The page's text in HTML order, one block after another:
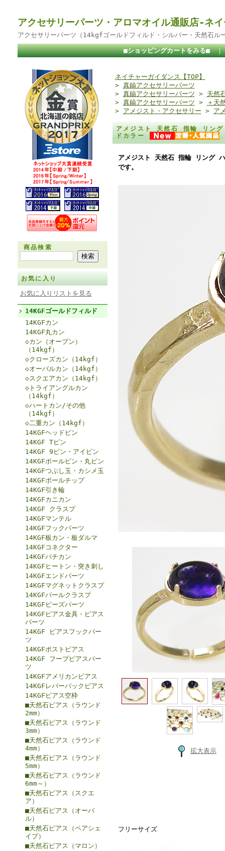
アクセサリーパーツ・アロマオイル通販店-ネ
アクセサリーパーツ（14kgfゴールドフィルド・シルバー・天然石ル
■ショッピングカートをみる■
商品検索
お気に入り
お気に入りリストを見る
14KGFゴールドフィルド
14KGFカン
14KGF丸カン
◇カン（オープン）
（14kgf）
◇クローズカン（14kgf）
◇オーバルカン（14kgf）
◇スクエアカン（14kgf）
◇トライアングルカン
（14kgf）
◇ハートカン/その他
（14kgf）
◇二重カン（14kgf）
14KGFヘッドピン
14KGF Tピン
14KGF 9ピン・アイピン
14KGFボールピン・丸ピン
14KGFつぶし玉・カシメ玉
14KGFボールチップ
14KGF引き輪
14KGFカニカン
14KGF クラスプ
14KGFマンテル
14KGFフックパーツ
14KGF板カン・板ダルマ
14KGFコネクター
14KGFバチカン
14KGFヒートン・突き刺し
14KGFエンドパーツ
14KGFマグネットクラスプ
14KGFパールクラスプ
14KGFビーズパーツ
14KGFピアス金具・ピアス
パーツ
14KGF ピアスフックパー
ツ
14KGFポストピアス
14KGF フープピアスパー
ツ
14KGFアメリカンピアス
14KGFレバーバックピアス
14KGFピアス空枠
■天然石ピアス（ラウンド
2mm）
■天然石ピアス（ラウンド
3mm）
■天然石ピアス（ラウンド
4mm）
■天然石ピアス（ラウンド
5mm）
■天然石ピアス（ラウンド
6mm～）
■天然石ピアス（スクエ
ア）
■天然石ピアス（オーバ
ル）
■天然石ピアス（ペアシェ
イプ）
■天然石ピアス（マロン）
ネイチャーガイダンス【TOP】
> 真鍮アクセサリーパーツ
> 真鍮アクセサリーパーツ > 天然
> 真鍮アクセサリーパーツ >
＋天
> アメジスト・アクセサリー > ア
アメジスト 天然石 指輪 リング
ドカラー
アメジスト 天然石 指輪 リング ハ
です。
拡大表示
フリーサイズ